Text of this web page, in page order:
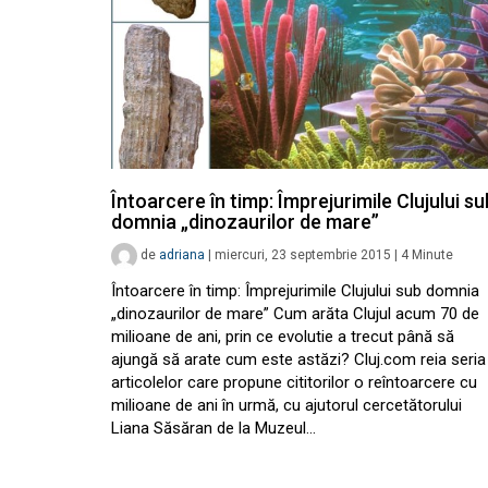
Întoarcere în timp: Împrejurimile Clujului
domnia „dinozaurilor de mare”
de adriana miercuri, 23 septembrie 2015 4 Minute
Întoarcere în timp: Împrejurimile Clujului sub domnia
„dinozaurilor de mare” Cum arăta Clujul acum 70 de
milioane de ani, prin ce evolutie a trecut până să
ajungă să arate cum este astăzi? Cluj.com reia seria
articolelor care propune cititorilor o reîntoarcere cu
milioane de ani în urmă, cu ajutorul cercetătorului
Liana Săsăran de la Muzeul…